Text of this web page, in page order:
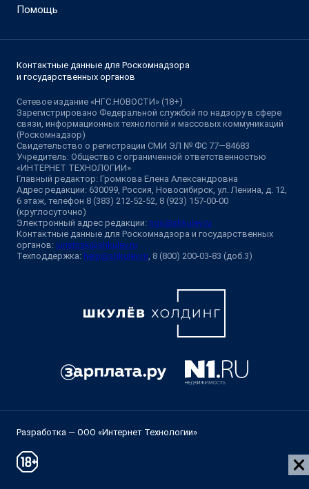
Помощь
Контактные данные для Роскомнадзора
и государственных органов
Сетевое издание «НГС.НОВОСТИ» (18+)
Зарегистрировано Федеральной службой по надзору в сфере
связи, информационных технологий и массовых коммуникаций
(Роскомнадзор)
Свидетельство о регистрации СМИ ЭЛ № ФС 77—84683
Учредитель: Общество с ограниченной ответственностью
«ИНТЕРНЕТ ТЕХНОЛОГИИ»
Главный редактор: Громкова Елена Александровна
Адрес редакции: 630099, Россия, Новосибирск, ул. Ленина, д. 12,
6 этаж, телефон 8 (383) 212-52-52, 8 (923) 157-00-00
(круглосуточно)
Электронный адрес редакции: ngs@shkulev.ru
Контактные данные для Роскомнадзора и государственных
органов: juristnsk@shkulev.ru
Техподдержка: help@shkulev.ru , 8 (800) 200-03-83 (доб.3)
Разработка — ООО «Интернет Технологии»